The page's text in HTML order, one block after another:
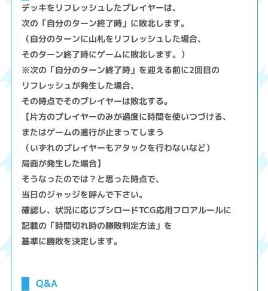
デッキをリフレッシュしたプレイヤーは、
次の「自分のターン終了時」に敗北します。
（自分のターンに山札をリフレッシュした場合、
そのターン終了時にゲームに敗北します。）
※次の「自分のターン終了時」を迎える前に2回目の
リフレッシュが発生した場合、
その時点でそのプレイヤーは敗北する。
【片方のプレイヤーのみが過度に時間を使いつづける、
またはゲームの進行が止まってしまう
（いずれのプレイヤーもアタックを行わないなど）
局面が発生した場合】
そうなったのでは？と思った時点で、
当日のジャッジを呼んで下さい。
確認し、状況に応じブシロードTCG応用フロアルールに
記載の「時間切れ時の勝敗判定方法」を
基準に勝敗を決定します。
Q&A